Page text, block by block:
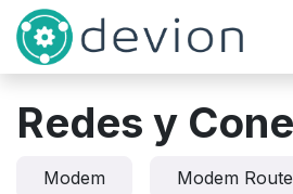
Ir al contenido
Redes y
Modem Modem